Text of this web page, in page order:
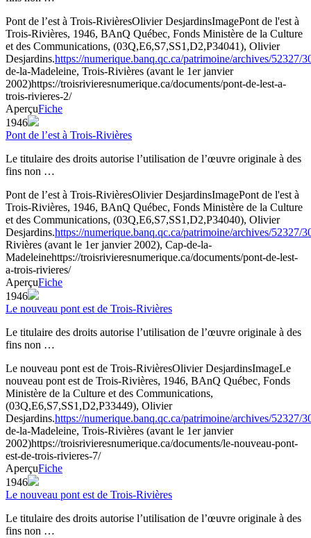
Pont de l’est à Trois-RivièresOlivier DesjardinsImagePont de l'est à
Trois-Rivières, 1946, BAnQ Québec, Fonds Ministère de la Culture
et des Communications, (03Q,E6,S7,SS1,D2,P34041), Olivier
Desjardins.https://numerique.banq.qc.ca/patrimoine/archives/52327/
de-la-Madeleine, Trois-Rivières (avant le 1er janvier
2002)https://troisrivieresnumerique.ca/documents/pont-de-lest-a-
trois-rivieres-2/
AperçuFiche
1946
Pont de l’est à Trois-Rivières
Le titulaire des droits autorise l’utilisation de l’œuvre originale à des
fins non …
Pont de l’est à Trois-RivièresOlivier DesjardinsImagePont de l'est à
Trois-Rivières, 1946, BAnQ Québec, Fonds Ministère de la Culture
et des Communications, (03Q,E6,S7,SS1,D2,P34040), Olivier
Desjardins.https://numerique.banq.qc.ca/patrimoine/archives/52327/
Rivières (avant le 1er janvier 2002), Cap-de-la-
Madeleinehttps://troisrivieresnumerique.ca/documents/pont-de-lest-
a-trois-rivieres/
AperçuFiche
1946
Le nouveau pont est de Trois-Rivières
Le titulaire des droits autorise l’utilisation de l’œuvre originale à des
fins non …
Le nouveau pont est de Trois-RivièresOlivier DesjardinsImageLe
nouveau pont est de Trois-Rivières, 1946, BAnQ Québec, Fonds
Ministère de la Culture et des Communications,
(03Q,E6,S7,SS1,D2,P33449), Olivier
Desjardins.https://numerique.banq.qc.ca/patrimoine/archives/52327/
de-la-Madeleine, Trois-Rivières (avant le 1er janvier
2002)https://troisrivieresnumerique.ca/documents/le-nouveau-pont-
est-de-trois-rivieres-7/
AperçuFiche
1946
Le nouveau pont est de Trois-Rivières
Le titulaire des droits autorise l’utilisation de l’œuvre originale à des
fins non …